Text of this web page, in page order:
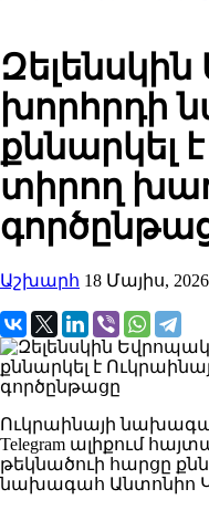
խորհրդի
քննարկել
տիրող
Աշխարհ 18 Մայիս,
Ուկրաինայի
Telegram ալիքում
թեկնածուի հարցը
նախագահ Անտոնիո